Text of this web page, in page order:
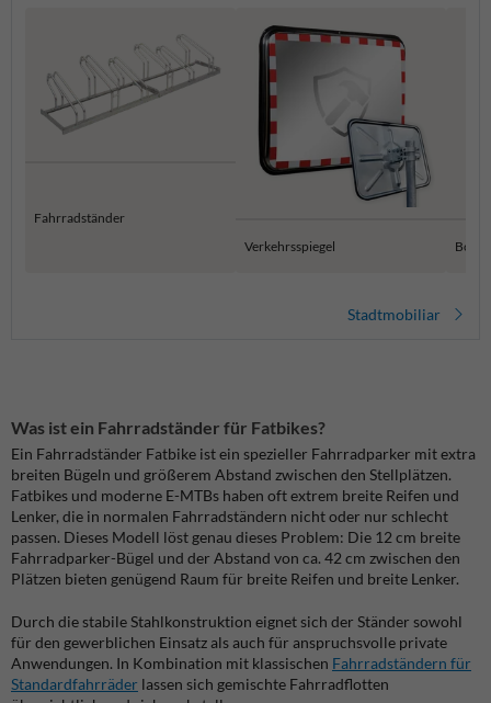
Fahrradständer
Verkehrsspiegel
Stadtmobiliar
Was ist ein Fahrradständer für Fatbikes?
Ein Fahrradständer Fatbike ist ein spezieller Fahrradparker mit extra
breiten Bügeln und größerem Abstand zwischen den Stellplätzen.
Fatbikes und moderne E-MTBs haben oft extrem breite Reifen und
Lenker, die in normalen Fahrradständern nicht oder nur schlecht
passen. Dieses Modell löst genau dieses Problem: Die 12 cm breite
Fahrradparker-Bügel und der Abstand von ca. 42 cm zwischen den
Plätzen bieten genügend Raum für breite Reifen und breite Lenker.
Durch die stabile Stahlkonstruktion eignet sich der Ständer sowohl
für den gewerblichen Einsatz als auch für anspruchsvolle private
Anwendungen. In Kombination mit klassischen Fahrradständern für
Standardfahrräder lassen sich gemischte Fahrradflotten